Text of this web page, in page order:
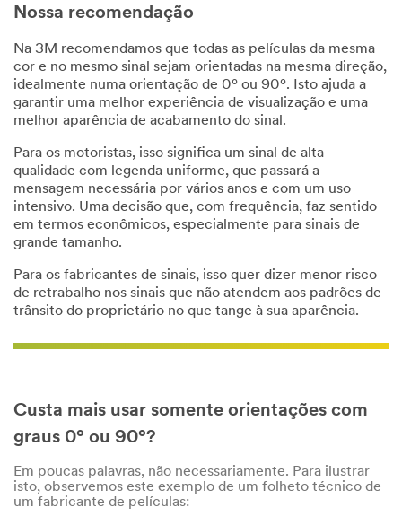
Close
All fields are
required unless
indicated
First Name
Last Name
Business Email
Address
Select One
O
t
h
Type
Select One
Close
Todos os
campos são
obrigatórios,
a menos que
indicado
opcional
* Nome
*
Sobrenome
corporativo
* Posição
Selecionar
Nossa recomendação
Na 3M recomendamos que todas as películas da mesma
cor e no mesmo sinal sejam orientadas na mesma direção,
idealmente numa orientação de 0º ou 90º. Isto ajuda a
garantir uma melhor experiência de visualização e uma
melhor aparência de acabamento do sinal.
Para os motoristas, isso significa um sinal de alta
qualidade com legenda uniforme, que passará a
mensagem necessária por vários anos e com um uso
intensivo. Uma decisão que, com frequência, faz sentido
em termos econômicos, especialmente para sinais de
grande tamanho.
Para os fabricantes de sinais, isso quer dizer menor risco
de retrabalho nos sinais que não atendem aos padrões de
trânsito do proprietário no que tange à sua aparência.
Custa mais usar somente orientações com
graus 0º ou 90º?
Em poucas palavras, não necessariamente. Para ilustrar
isto, observemos este exemplo de um folheto técnico de
um fabricante de películas: